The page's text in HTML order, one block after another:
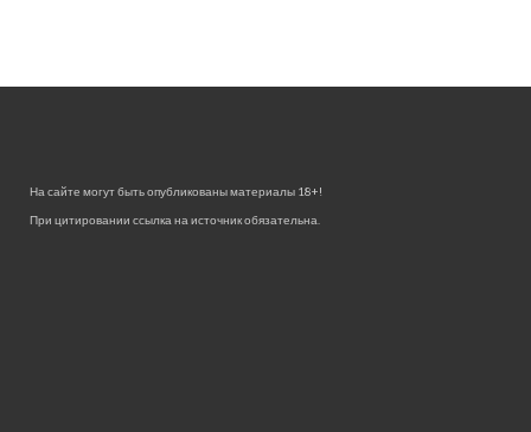
На сайте могут быть опубликованы материалы 18+!
При цитировании ссылка на источник обязательна.